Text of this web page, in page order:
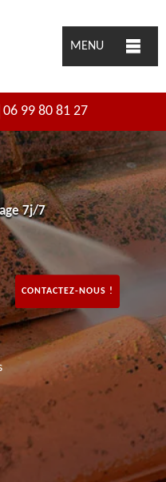
MENU
06 99 80 81 27
7j/7
CONTACTEZ-NOUS !